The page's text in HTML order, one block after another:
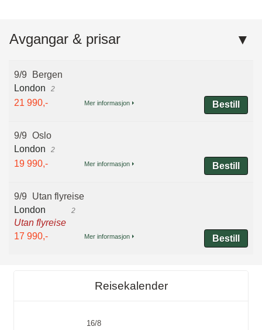
Avgangar & prisar
9/9
Bergen
London
2
21 990,- Bestill
Mer informasjon
9/9 Oslo
London
2
19 990,- Bestill
Mer informasjon
9/9
Utan flyreise
London
Utan flyreise
2
17 990,- Bestill
Mer informasjon
Reisekalender
16/8